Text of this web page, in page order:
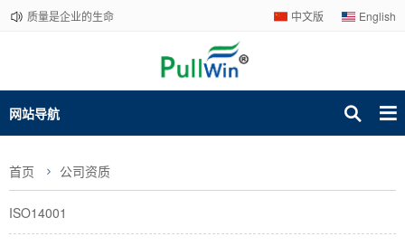
质量是企业的生命 中文版 English
网站导航
首页 公司资质
ISO14001